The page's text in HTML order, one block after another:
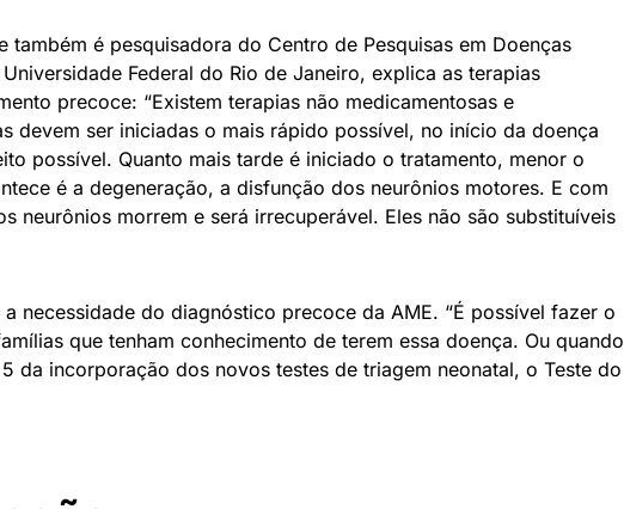
também é pesquisadora do Centro de Pesquisas em Doenças
Federal do Rio de Janeiro, explica as terapias
precoce: “Existem terapias não medicamentosas e
devem ser iniciadas o mais rápido possível, no início da doença
possível. Quanto mais tarde é iniciado o tratamento, menor o
é a degeneração, a disfunção dos neurônios motores. E com
neurônios morrem e será irrecuperável. Eles não são substituíveis
necessidade do diagnóstico precoce da AME. “É possível fazer o
que tenham conhecimento de terem essa doença. Ou quando
da incorporação dos novos testes de triagem neonatal, o Teste do